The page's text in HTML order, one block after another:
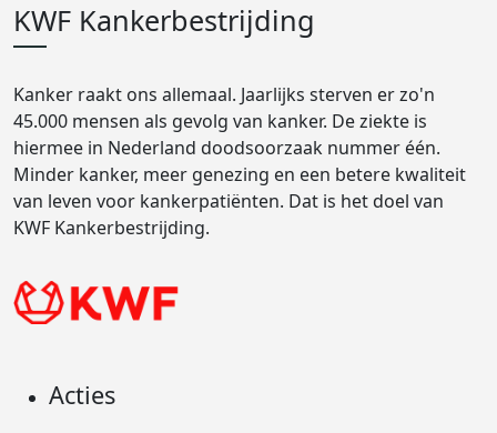
KWF Kankerbestrijding
Kanker raakt ons allemaal. Jaarlijks sterven er zo'n
45.000 mensen als gevolg van kanker. De ziekte is
hiermee in Nederland doodsoorzaak nummer één.
Minder kanker, meer genezing en een betere kwaliteit
van leven voor kankerpatiënten. Dat is het doel van
KWF Kankerbestrijding.
Acties